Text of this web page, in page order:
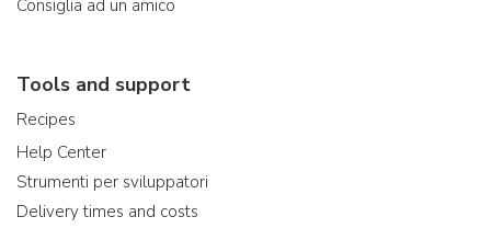
Consiglia ad un amico
Tools and support
Recipes
Help Center
Strumenti per sviluppatori
Delivery times and costs